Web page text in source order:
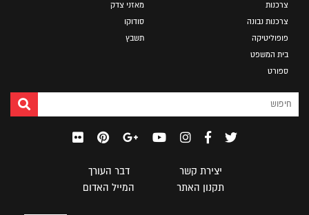
צרכנות
צרכנות נבונה
פופוליטיקה
בית המשפט
ספורט
מאזני צדק
סודוקו
תשבץ
יצירת קשר
דבר העורך
תקנון האתר
המייל האדום